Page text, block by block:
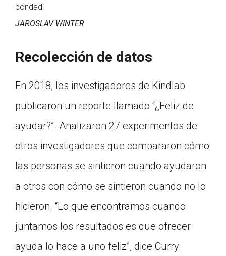
bondad.
JAROSLAV WINTER
Recolección de datos
En 2018, los investigadores de Kindlab
publicaron un reporte llamado “¿Feliz de
ayudar?”. Analizaron 27 experimentos de
otros investigadores que compararon cómo
las personas se sintieron cuando ayudaron
a otros con cómo se sintieron cuando no lo
hicieron. “Lo que encontramos cuando
juntamos los resultados es que ofrecer
ayuda lo hace a uno feliz”, dice Curry.